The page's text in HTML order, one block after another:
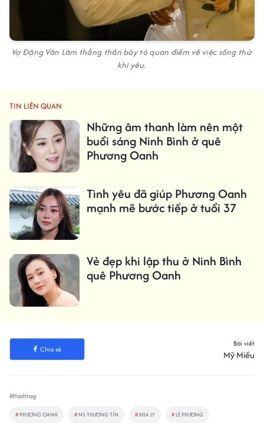
Vợ Đặng Văn Lâm thẳng thắn bày tỏ quan điểm về việc sống thử
khi yêu.
TIN LIÊN QUAN
Những âm thanh làm nên một
buổi sáng Ninh Bình ở quê
Phương Oanh
Tình yêu đã giúp Phương Oanh
mạnh mẽ bước tiếp ở tuổi 37
Vẻ đẹp khi lập thu ở Ninh Bình
quê Phương Oanh
Chia sẻ
Bài viết
Mỹ Miều
#Hashtag
# PHƯƠNG OANH # NS THƯƠNG TÍN # KHA LY # LÊ PHƯƠNG